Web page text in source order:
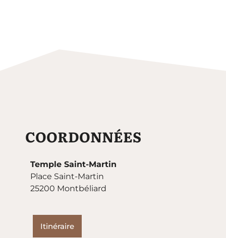
COORDONNÉES
Temple Saint-Martin
Place Saint-Martin
25200 Montbéliard
Itinéraire